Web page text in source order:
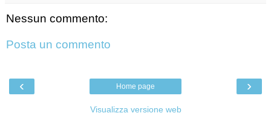
Nessun commento:
Posta un commento
‹ ›
Home page
Visualizza versione web